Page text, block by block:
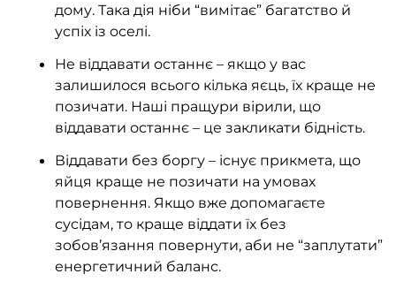
дому. Така дія ніби “вимітає” багатство й
успіх із оселі.
Не віддавати останнє – якщо у вас
залишилося всього кілька яєць, їх краще не
позичати. Наші пращури вірили, що
віддавати останнє – це закликати бідність.
Віддавати без боргу – існує прикмета, що
яйця краще не позичати на умовах
повернення. Якщо вже допомагаєте
сусідам, то краще віддати їх без
зобов’язання повернути, аби не “заплутати”
енергетичний баланс.